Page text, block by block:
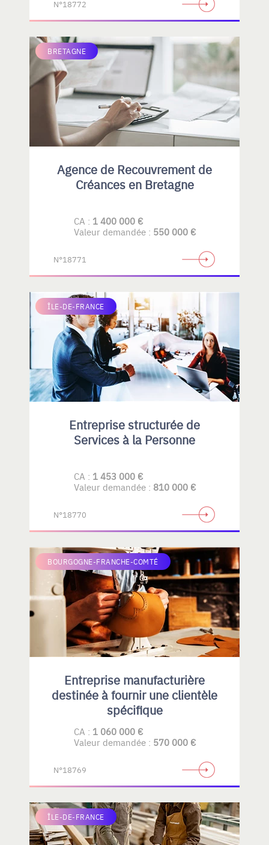
N°18772
BRETAGNE
Agence de Recouvrement de
Créances en Bretagne
CA : 1 400 000 €
Valeur demandée : 550 000 €
N°18771
ÎLE-DE-FRANCE
Entreprise structurée de
Services à la Personne
CA : 1 453 000 €
Valeur demandée : 810 000 €
N°18770
BOURGOGNE-FRANCHE-COMTÉ
Entreprise manufacturière
destinée à fournir une clientèle
spécifique
CA : 1 060 000 €
Valeur demandée : 570 000 €
N°18769
ÎLE-DE-FRANCE